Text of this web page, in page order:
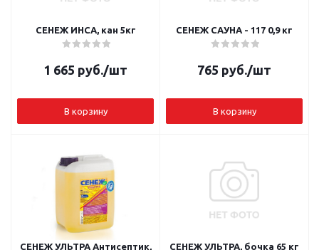
СЕНЕЖ ИНСА, кан 5кг
1 665 руб./шт
В корзину
СЕНЕЖ САУНА - 117 0,9 кг
765 руб./шт
В корзину
СЕНЕЖ УЛЬТРА Антисептик,
СЕНЕЖ УЛЬТРА, бочка 65 кг